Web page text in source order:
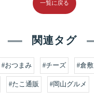
一覧に戻る
関連タグ
#おつまみ #チーズ #倉敷
#たこ通販 #岡山グルメ